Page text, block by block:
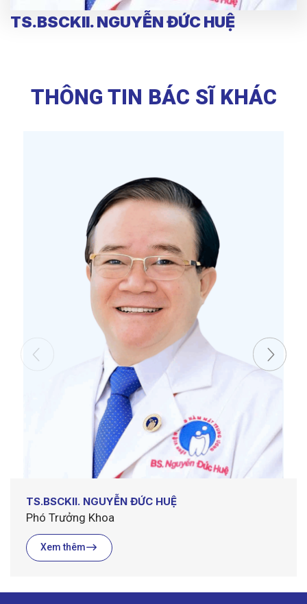
TS.BSCKII. NGUYỄN ĐỨC HUỆ
THÔNG TIN BÁC SĨ KHÁC
TS.BSCKII. NGUYỄN ĐỨC HUỆ
Phó Trưởng Khoa
Xem thêm